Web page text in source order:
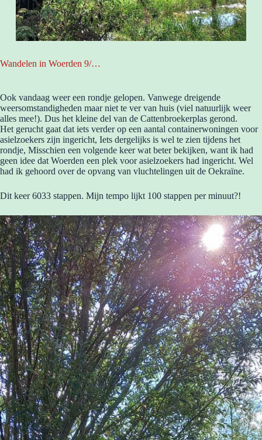
Wandelen in Woerden 9/…
Ook vandaag weer een rondje gelopen. Vanwege dreigende
weersomstandigheden maar niet te ver van huis (viel natuurlijk weer
alles mee!). Dus het kleine del van de Cattenbroekerplas gerond.
Het gerucht gaat dat iets verder op een aantal containerwoningen voor
asielzoekers zijn ingericht, Iets dergelijks is wel te zien tijdens het
rondje, Misschien een volgende keer wat beter bekijken, want ik had
geen idee dat Woerden een plek voor asielzoekers had ingericht. Wel
had ik gehoord over de opvang van vluchtelingen uit de Oekraïne.
Dit keer 6033 stappen. Mijn tempo lijkt 100 stappen per minuut?!